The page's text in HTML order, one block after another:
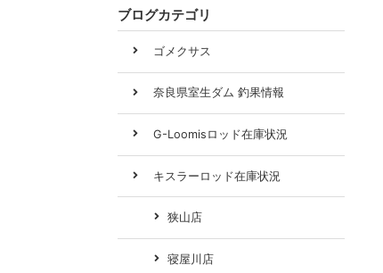
ブログカテゴリ
ゴメクサス
奈良県室生ダム 釣果情報
G-Loomisロッド在庫状況
キスラーロッド在庫状況
狭山店
寝屋川店